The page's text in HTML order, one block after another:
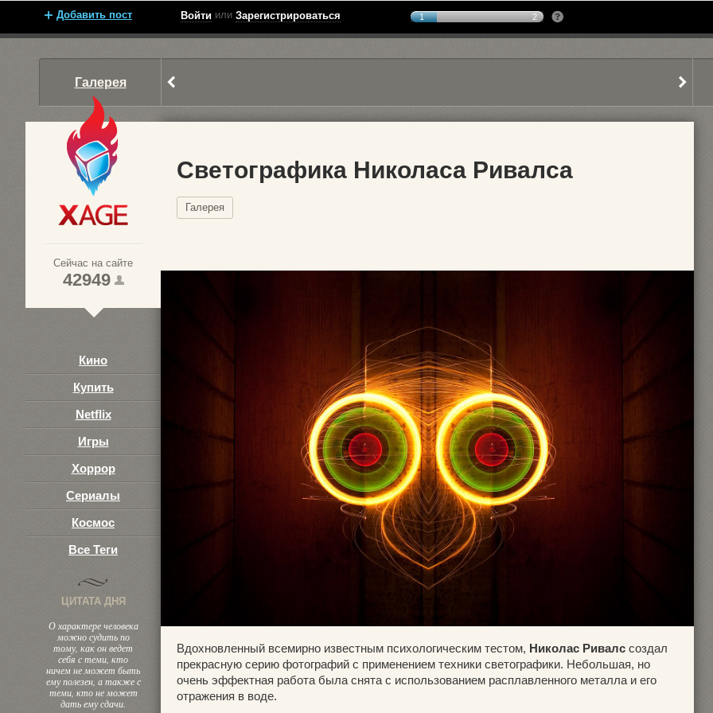
Добавить пост Войти или Зарегистрироваться 1 2
Галерея
Сейчас на сайте
42949
Кино
Купить
Netflix
Игры
Хоррор
Сериалы
Космос
Все Теги
ЦИТАТА ДНЯ
О характере человека
можно судить по
тому, как он ведет
себя с теми, кто
ничем не может быть
ему полезен, а также с
теми, кто не может
дать ему сдачи.
Cветографика Николаса Ривалса
Галерея
Вдохновленный всемирно известным психологическим тестом, Николас Ривалс создал
прекрасную серию фотографий с применением техники светографики. Небольшая, но
очень эффектная работа была снята с использованием расплавленного металла и его
отражения в воде.